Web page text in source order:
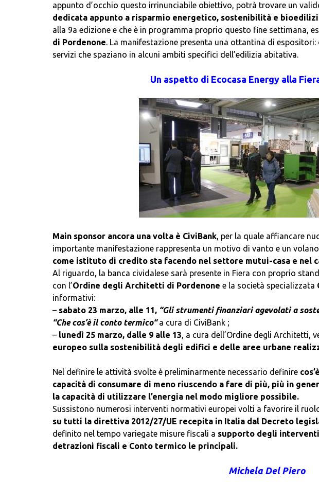
appunto d’occhio questo irrinunciabile obiettivo, potrà trovare un
dedicata appunto a risparmio energetico, sostenibilità e
alla 9a edizione e che è in programma proprio questo fine settimana,
di Pordenone. La manifestazione presenta una ottantina di
servizi che spaziano in alcuni ambiti specifici dell’edilizia abitativa.
Un aspetto di Ecocasa Energy alla
Main sponsor ancora una volta è CiviBank, per la quale affiancare
importante manifestazione rappresenta un motivo di vanto e un
come istituto di credito sta facendo nel settore mutui-casa e nel
Al riguardo, la banca cividalese sarà presente in Fiera con proprio
con l’Ordine degli Architetti di Pordenone e la società specializzata
informativi:
– sabato 23 marzo, alle 11, “Gli strumenti finanziari agevolati a
“Che cos’è il conto termico“a cura di CiviBank ;
– lunedì 25 marzo, dalle 9 alle 13, a cura dell’Ordine degli Architetti,
europeo sulla sostenibilità degli edifici e delle aree urbane
Nel definire le attività svolte è preliminarmente necessario definire
capacità di consumare di meno riuscendo a fare di più, più in
la capacità di utilizzare l’energia nel modo migliore possibile.
Sussistono numerosi interventi normativi europei volti a favorire il
su tutti la direttiva 2012/27/UE recepita in Italia dal Decreto
definito nel tempo variegate misure fiscali a supporto degli
detrazioni fiscali e Conto termico le principali.
Michela Del Piero